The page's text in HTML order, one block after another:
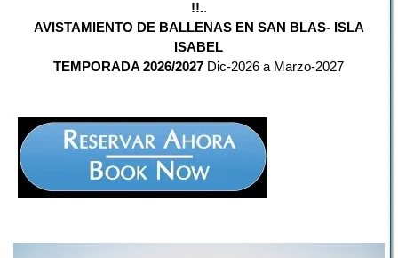
!!..
AVISTAMIENTO DE BALLENAS EN SAN BLAS- ISLA
ISABEL
TEMPORADA 2026/2027 Dic-2026 a Marzo-2027